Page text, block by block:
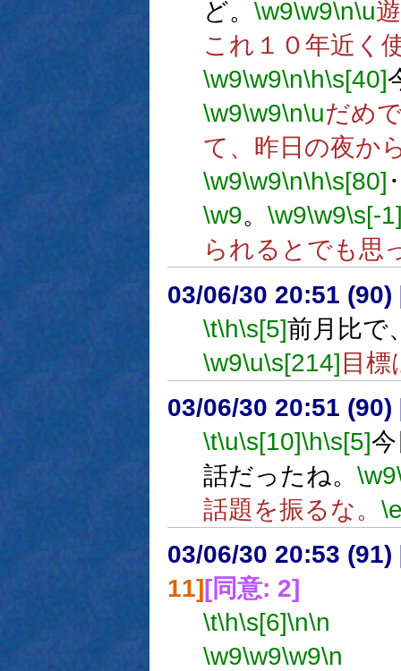
ど。 \w9\w9\n\u
これ１０年近く
\w9\w9\n\h\s[40]
\w9\w9\n\uだめ
て、昨日の夜か
\w9\w9\n\h\s[80]
\w9。 \w9\w9\s[-
られるとでも思
03/06/30 20:51 (90)
\t\h\s[5]前月比で
\w9\u\s[214] 目
03/06/30 20:51 (90)
\t\u\s[10]\h\s[5]
話だったね。 \w9
話題を振るな。
03/06/30 20:53 (91)
11][同意: 2]
\t\h\s[6]\n\n
\w9\w9\w9\n